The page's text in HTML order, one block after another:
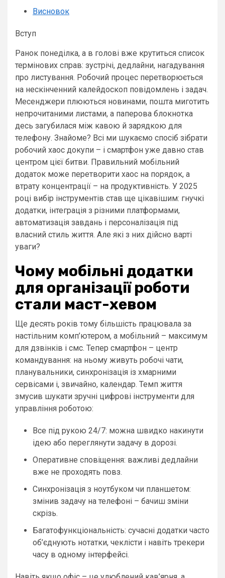
Висновок
Вступ
Ранок понеділка, а в голові вже крутиться список
термінових справ: зустрічі, дедлайни, нагадування
про листування. Робочий процес перетворюється
на нескінченний калейдоскоп повідомлень і задач.
Месенджери плюються новинами, пошта миготить
непрочитаними листами, а паперова блокнотка
десь загубилася між кавою й зарядкою для
телефону. Знайоме? Всі ми шукаємо спосіб зібрати
робочий хаос докупи – і смартфон уже давно став
центром цієї битви. Правильний мобільний
додаток може перетворити хаос на порядок, а
втрату концентрації – на продуктивність. У 2025
році вибір інструментів став ще цікавішим: гнучкі
додатки, інтеграція з різними платформами,
автоматизація завдань і персоналізація під
власний стиль життя. Але які з них дійсно варті
уваги?
Чому мобільні додатки
для організації роботи
стали маст-хевом
Ще десять років тому більшість працювала за
настільним комп’ютером, а мобільний – максимум
для дзвінків і смс. Тепер смартфон – центр
командування: на ньому живуть робочі чати,
планувальники, синхронізація із хмарними
сервісами і, звичайно, календар. Темп життя
змусив шукати зручні цифрові інструменти для
управління роботою:
Все під рукою 24/7: можна швидко накинути
ідею або переглянути задачу в дорозі.
Оперативне сповіщення: важливі дедлайни
вже не проходять повз.
Синхронізація з ноутбуком чи планшетом:
змінив задачу на телефоні – бачиш зміни
скрізь.
Багатофункціональність: сучасні додатки часто
об’єднують нотатки, чеклісти і навіть трекери
часу в одному інтерфейсі.